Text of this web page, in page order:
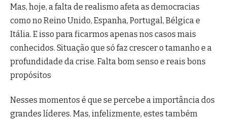
Mas, hoje, a falta de realismo afeta as democracias
como no Reino Unido, Espanha, Portugal, Bélgica e
Itália. E isso para ficarmos apenas nos casos mais
conhecidos. Situação que só faz crescer o tamanho e a
profundidade da crise. Falta bom senso e reais bons
propósitos
Nesses momentos é que se percebe a importância dos
grandes líderes. Mas, infelizmente, estes também